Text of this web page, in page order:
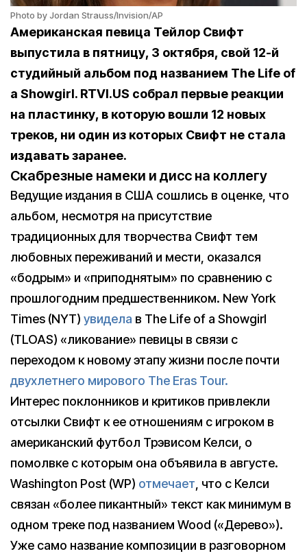
Photo by Jordan Strauss/Invision/AP
Американская певица Тейлор Свифт
выпустила в пятницу, 3 октября, свой 12-й
студийный альбом под названием The Life of
a Showgirl. RTVI.US собрал первые реакции
на пластинку, в которую вошли 12 новых
треков, ни один из которых Свифт не стала
издавать заранее.
Скабрезные намеки и дисс на коллегу
Ведущие издания в США сошлись в оценке, что
альбом, несмотря на присутствие
традиционных для творчества Свифт тем
любовных переживаний и мести, оказался
«бодрым» и «приподнятым» по сравнению с
прошлогодним предшественником. New York
Times (NYT) увидела в The Life of a Showgirl
(TLOAS) «ликование» певицы в связи с
переходом к новому этапу жизни после почти
двухлетнего мирового The Eras Tour.
Интерес поклонников и критиков привлекли
отсылки Свифт к ее отношениям с игроком в
американский футбол Трэвисом Келси, о
помолвке с которым она объявила в августе.
Washington Post (WP) отмечает, что с Келси
связан «более пикантный» текст как минимум в
одном треке под названием Wood («Дерево»).
Уже само название композиции в разговорном